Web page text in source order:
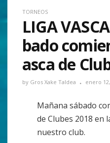
TORNEOS
LIGA
bado
asca de
by Gros Xake Taldea enero
Mañana sábado
de Clubes 2018 en
nuestro club.